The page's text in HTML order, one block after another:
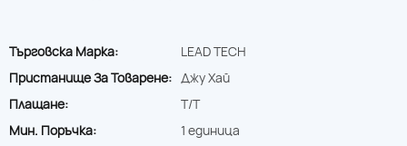
Търговска Марка:
LEAD TECH
Пристанище За Товарене: Джу Хай
Плащане:
T/T
Мин. Поръчка:
1 единица